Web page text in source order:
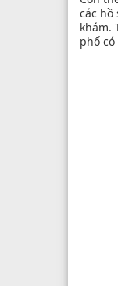
các hồ
khám.
phố